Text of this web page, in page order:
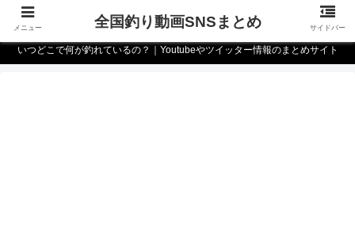
いつどこで何が釣れているの？｜Youtubeやツイッター情報のまとめサイト
メニュー 全国釣り動画SNSまとめ サイドバー